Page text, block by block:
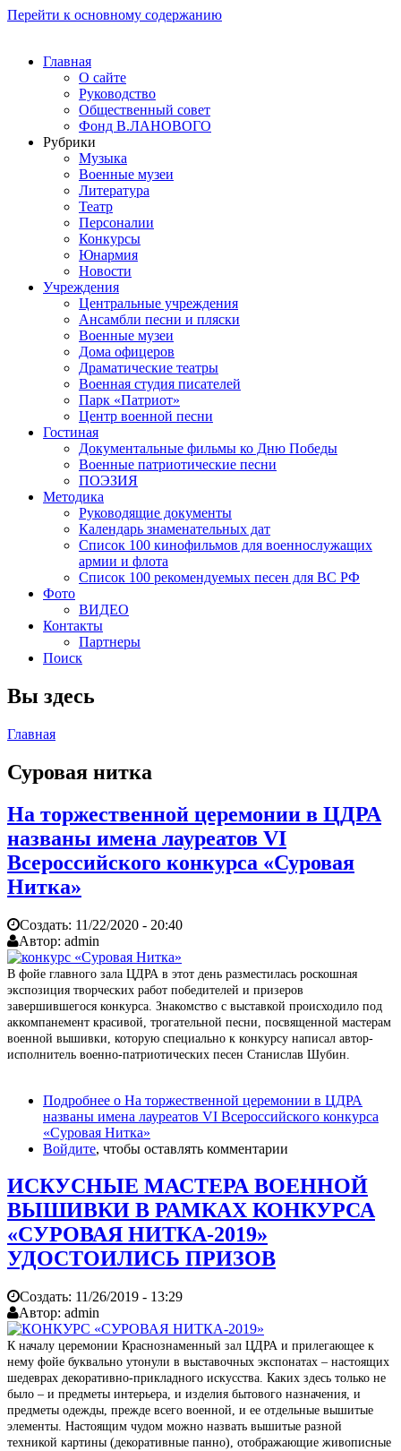
Перейти к основному содержанию
Главная
О сайте
Руководство
Общественный совет
Фонд В.ЛАНОВОГО
Рубрики
Музыка
Военные музеи
Литература
Театр
Персоналии
Конкурсы
Юнармия
Новости
Учреждения
Центральные учреждения
Ансамбли песни и пляски
Военные музеи
Дома офицеров
Драматические театры
Военная студия писателей
Парк «Патриот»
Центр военной песни
Гостиная
Документальные фильмы ко Дню Победы
Военные патриотические песни
ПОЭЗИЯ
Методика
Руководящие документы
Календарь знаменательных дат
Список 100 кинофильмов для военнослужащих
армии и флота
Список 100 рекомендуемых песен для ВС РФ
Фото
ВИДЕО
Контакты
Партнеры
Поиск
Вы здесь
Главная
Суровая нитка
На торжественной церемонии в ЦДРА
названы имена лауреатов VI
Всероссийского конкурса «Суровая
Нитка»
Создать: 11/22/2020 - 20:40
Автор: admin
В фойе главного зала ЦДРА в этот день разместилась роскошная
экспозиция творческих работ победителей и призеров
завершившегося конкурса. Знакомство с выставкой происходило под
аккомпанемент красивой, трогательной песни, посвященной мастерам
военной вышивки, которую специально к конкурсу написал автор-
исполнитель военно-патриотических песен Станислав Шубин.
Подробнее о На торжественной церемонии в ЦДРА
названы имена лауреатов VI Всероссийского конкурса
«Суровая Нитка»
Войдите, чтобы оставлять комментарии
ИСКУСНЫЕ МАСТЕРА ВОЕННОЙ
ВЫШИВКИ В РАМКАХ КОНКУРСА
«СУРОВАЯ НИТКА-2019»
УДОСТОИЛИСЬ ПРИЗОВ
Создать: 11/26/2019 - 13:29
Автор: admin
К началу церемонии Краснознаменный зал ЦДРА и прилегающее к
нему фойе буквально утонули в выставочных экспонатах – настоящих
шедеврах декоративно-прикладного искусства. Каких здесь только не
было – и предметы интерьера, и изделия бытового назначения, и
предметы одежды, прежде всего военной, и ее отдельные вышитые
элементы. Настоящим чудом можно назвать вышитые разной
техникой картины (декоративные панно), отображающие живописные